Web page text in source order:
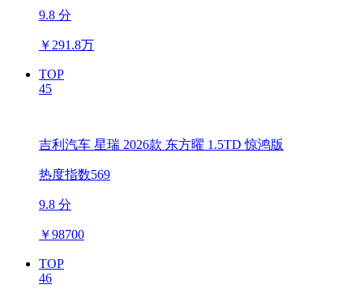
9.8 分
￥ 291.8万
TOP
45
吉利汽车 星瑞 2026款 东方曜 1.5TD 惊鸿版
热度指数569
9.8 分
￥98700
TOP
46